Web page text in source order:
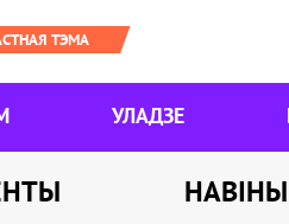
УЛАДЗЕ
НАВІНЫ